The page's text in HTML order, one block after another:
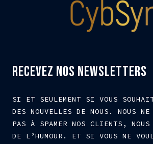
RECEVEZ NOS NEWSLETTERS
SI ET SEULEMENT SI VOUS
DES NOUVELLES DE NOUS. NOUS NE
PAS À SPAMER NOS CLIENTS, NOUS
DE L’HUMOUR. ET SI VOUS NE